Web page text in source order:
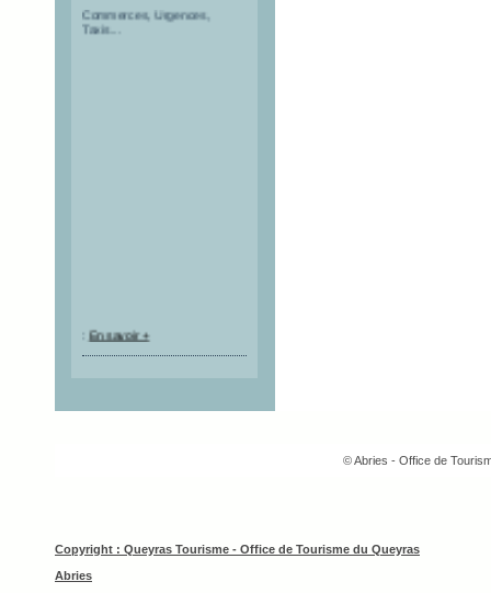
Commerces, Urgences,
Taxis...
© Abries - Office de
Copyright : Queyras Tourisme - Office de Tourisme du Queyras
Abries